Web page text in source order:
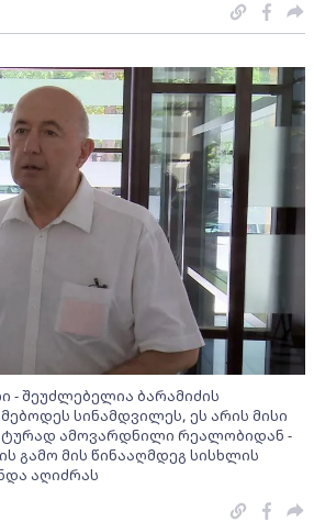
- შეუძლებელია ბარამიძის
სინამდვილეს, ეს არის მისი
ამოვარდნილი რეალობიდან -
გამო მის წინააღმდეგ სისხლის
აღიძრას